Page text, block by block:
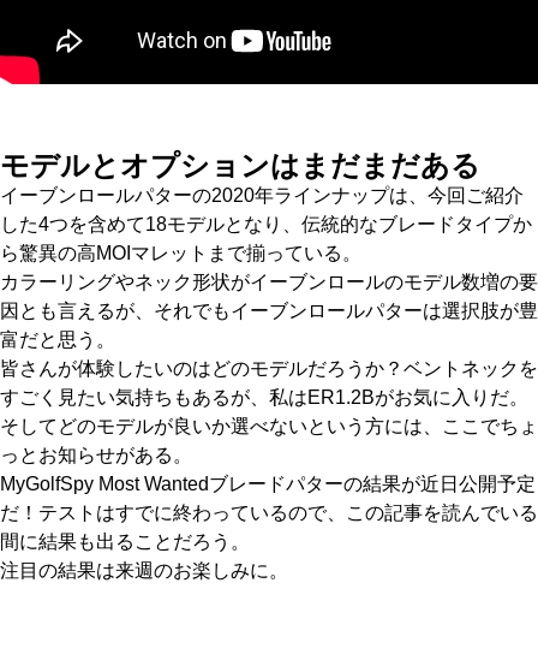
モデルとオプションはまだまだある
イーブンロールパターの2020年ラインナップは、今回ご紹介
した4つを含めて18モデルとなり、伝統的なブレードタイプか
ら驚異の高MOIマレットまで揃っている。
カラーリングやネック形状がイーブンロールのモデル数増の要
因とも言えるが、それでもイーブンロールパターは選択肢が豊
富だと思う。
皆さんが体験したいのはどのモデルだろうか？ベントネックを
すごく見たい気持ちもあるが、私はER1.2Bがお気に入りだ。
そしてどのモデルが良いか選べないという方には、ここでちょ
っとお知らせがある。
MyGolfSpy Most Wantedブレードパターの結果が近日公開予定
だ！テストはすでに終わっているので、この記事を読んでいる
間に結果も出ることだろう。
注目の結果は来週のお楽しみに。